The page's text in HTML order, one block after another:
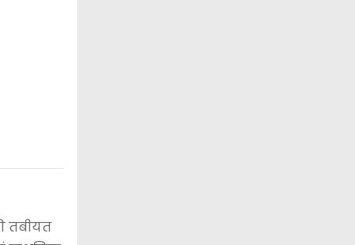
तबीयत